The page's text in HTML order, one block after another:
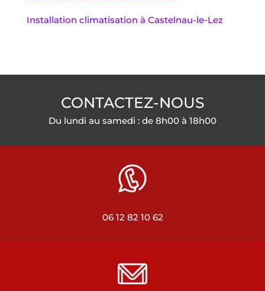
Installation climatisation à Castelnau-le-Lez
CONTACTEZ-NOUS
Du lundi au samedi : de 8h00 à 18h00
06 12 82 10 62